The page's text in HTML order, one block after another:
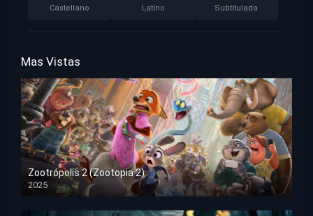
Castellano Latino Subtitulada
Mas Vistas
Zootrópolis 2 (Zootopia 2)
2025
HD 1080p